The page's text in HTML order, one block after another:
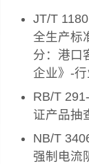
JT/T
全生产标
分：港口
企业》-
RB/T
证产品抽
NB/T
强制电流